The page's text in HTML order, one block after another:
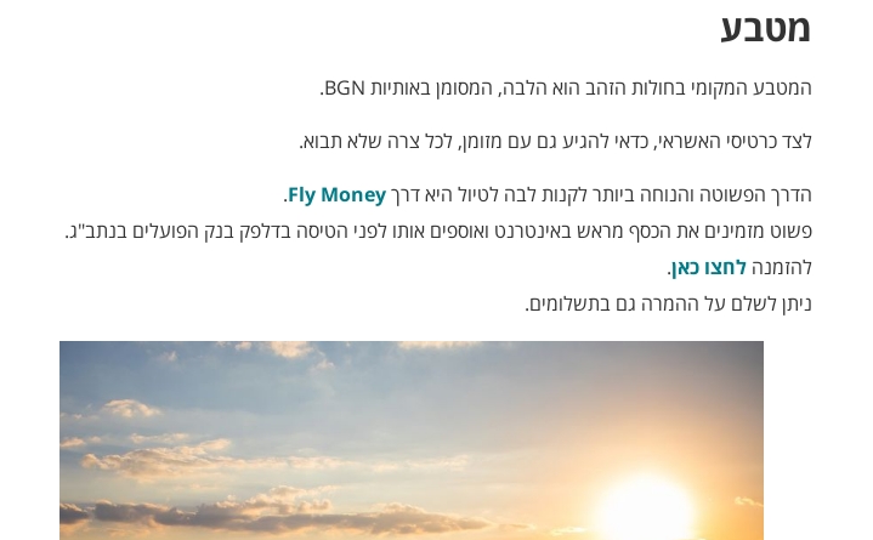
מטבע
המטבע המקומי בחולות הזהב הוא הלבה, המסומן באותיות BGN.
לצד כרטיסי האשראי, כדאי להגיע גם עם מזומן, לכל צרה שלא תבוא.
הדרך הפשוטה והנוחה ביותר לקנות לבה לטיול היא דרךFly Money
.
פשוט מזמינים את הכסף מראש באינטרנט ואוספים אותו לפני הטיסה בדלפק בנק הפועלים בנתב"ג.
להזמנה לחצו כאן.
ניתן לשלם על ההמרה גם בתשלומים.